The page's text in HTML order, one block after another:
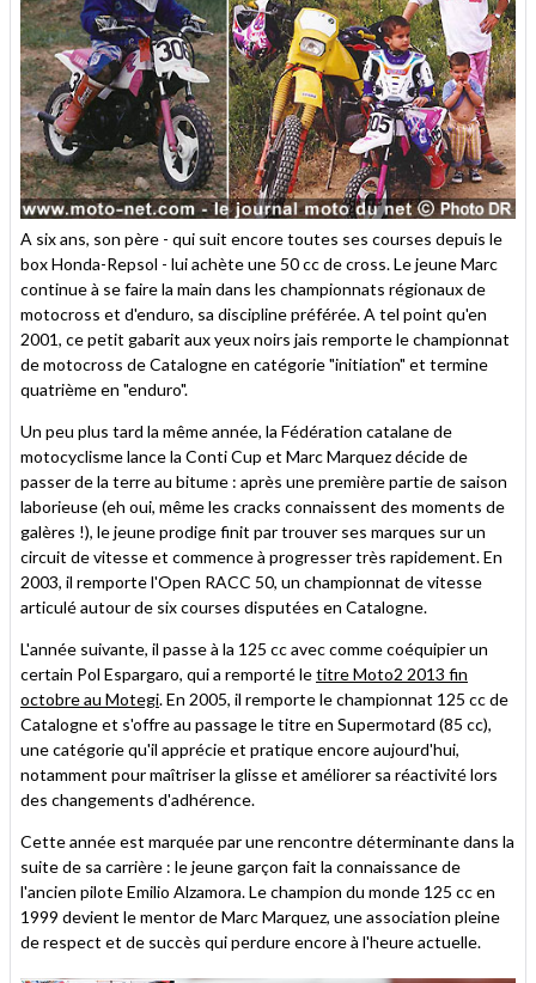
A six ans, son père - qui suit encore toutes ses courses depuis le
box Honda-Repsol - lui achète une 50 cc de cross. Le jeune Marc
continue à se faire la main dans les championnats régionaux de
motocross et d'enduro, sa discipline préférée. A tel point qu'en
2001, ce petit gabarit aux yeux noirs jais remporte le championnat
de motocross de Catalogne en catégorie "initiation" et termine
quatrième en "enduro".
Un peu plus tard la même année, la Fédération catalane de
motocyclisme lance la Conti Cup et Marc Marquez décide de
passer de la terre au bitume : après une première partie de saison
laborieuse (eh oui, même les cracks connaissent des moments de
galères !), le jeune prodige finit par trouver ses marques sur un
circuit de vitesse et commence à progresser très rapidement. En
2003, il remporte l'Open RACC 50, un championnat de vitesse
articulé autour de six courses disputées en Catalogne.
L'année suivante, il passe à la 125 cc avec comme coéquipier un
certain Pol Espargaro, qui a remporté letitre Moto2 2013 fin
octobre au Motegi. En 2005, il remporte le championnat 125 cc de
Catalogne et s'offre au passage le titre en Supermotard (85 cc),
une catégorie qu'il apprécie et pratique encore aujourd'hui,
notamment pour maîtriser la glisse et améliorer sa réactivité lors
des changements d'adhérence.
Cette année est marquée par une rencontre déterminante dans la
suite de sa carrière : le jeune garçon fait la connaissance de
l'ancien pilote Emilio Alzamora. Le champion du monde 125 cc en
1999 devient le mentor de Marc Marquez, une association pleine
de respect et de succès qui perdure encore à l'heure actuelle.